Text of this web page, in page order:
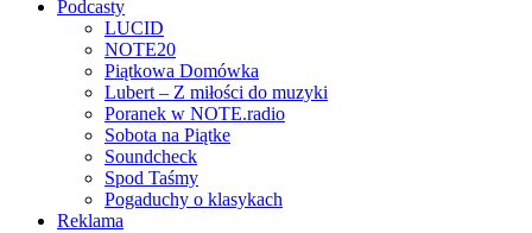
Podcasty
LUCID
NOTE20
Piątkowa Domówka
Lubert – Z miłości do muzyki
Poranek w NOTE.radio
Sobota na Piątke
Soundcheck
Spod Taśmy
Pogaduchy o klasykach
Reklama